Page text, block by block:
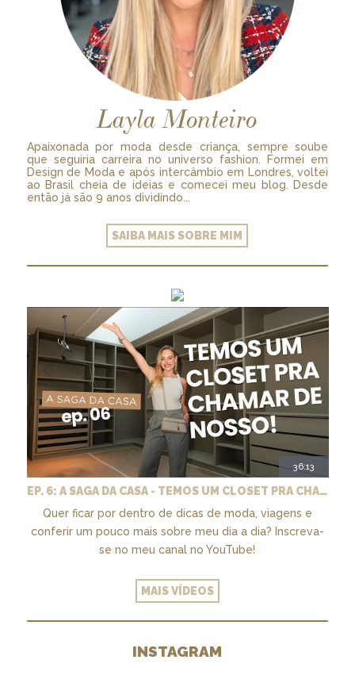
Layla Monteiro
Apaixonada por moda desde criança, sempre soube
que seguiria carreira no universo fashion. Formei em
Design de Moda e após intercâmbio em Londres, voltei
ao Brasil cheia de ideias e comecei meu blog. Desde
então já são 9 anos dividindo...
SAIBA MAIS SOBRE MIM
36:13
EP. 6: A SAGA DA CASA - TEMOS UM CLOSET PRA CHAMAR DE NOSSO + MARCENARIA E PAISAGISMO
Quer ficar por dentro de dicas de moda, viagens e
conferir um pouco mais sobre meu dia a dia? Inscreva-
se no meu canal no YouTube!
MAIS VÍDEOS
INSTAGRAM